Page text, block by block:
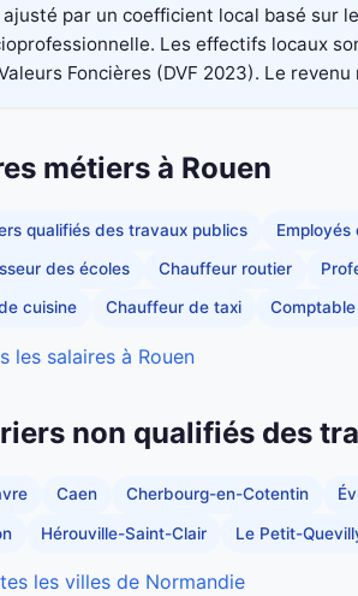
par un coefficient local basé sur
Les effectifs locaux
Foncières (DVF 2023). Le
métiers à Rouen
qualifiés des travaux publics
des écoles Chauffeur routier
cuisine Chauffeur de taxi Comptable
les salaires à Rouen
non qualifiés des
Caen Cherbourg-en-Cotentin
Hérouville-Saint-Clair Le Petit-
les villes de Normandie